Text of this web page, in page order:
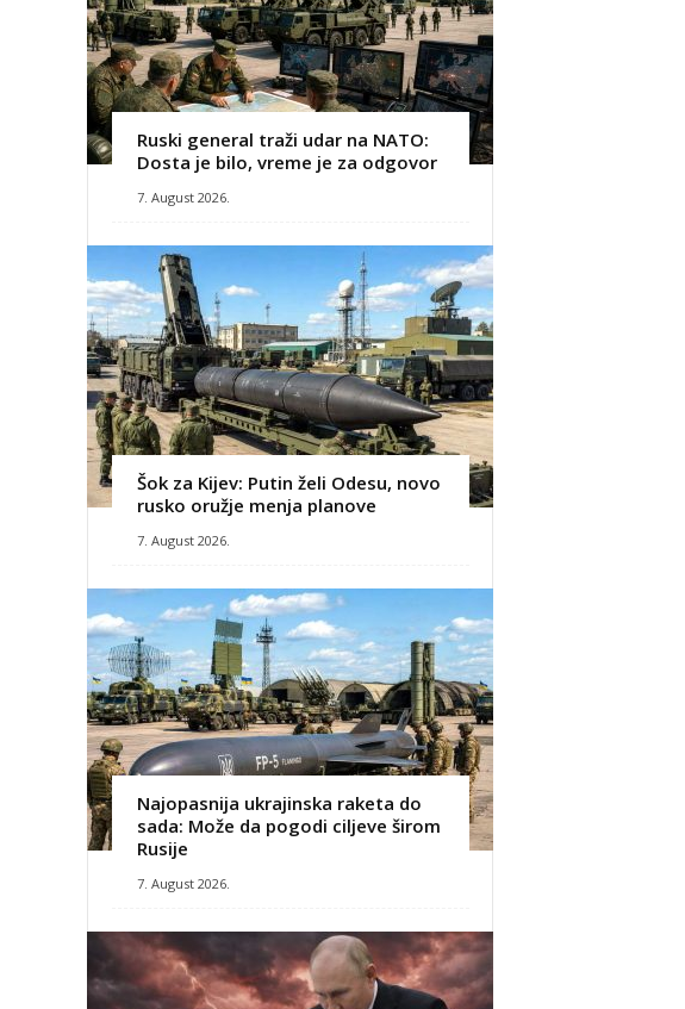
Ruski general traži udar na NATO:
Dosta je bilo, vreme je za odgovor
7. August 2026.
Šok za Kijev: Putin želi Odesu, novo
rusko oružje menja planove
7. August 2026.
Najopasnija ukrajinska raketa do
sada: Može da pogodi ciljeve širom
Rusije
7. August 2026.